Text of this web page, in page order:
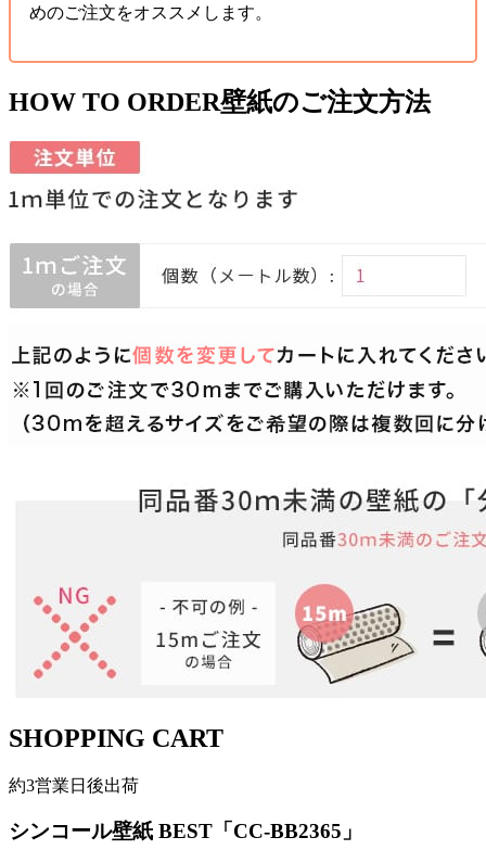
めのご注文をオススメします。
HOW TO ORDER壁紙のご注文方法
SHOPPING CART
約3営業日後出荷
シンコール壁紙 BEST「CC-BB2365」